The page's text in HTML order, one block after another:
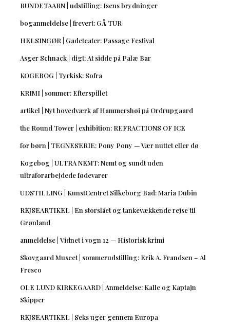
RUNDETAARN | udstilling: Isens brydninger
boganmeldelse | frevert: GÅ TUR
HELSINGØR | Gadeteater: Passage Festival
Asger Schnack | digt: At sidde på Palæ Bar
KOGEBOG | Tyrkisk: Sofra
KRIMI | sommer: Efterspillet
artikel | Nyt hovedværk af Hammershøi på Ordrupgaard
the Round Tower | exhibition: REFRACTIONS OF ICE
for børn | TEGNESERIE: Pony Pony — Vær nuttet eller dø
Kogebog | ULTRA NEMT: Nemt og sundt uden
ultraforarbejdede fødevarer
UDSTILLING | KunstCentret Silkeborg Bad: Maria Dubin
REJSEARTIKEL | En storslået og tankevækkende rejse til
Grønland
anmeldelse | Vidnet i vogn 12 — Historisk krimi
Skovgaard Museet | sommerudstilling: Erik A. Frandsen – Al
Fresco
OLE LUND KIRKEGAARD | Anmeldelse: Kalle og Kaptajn
Skipper
REJSEARTIKEL | Seks uger gennem Europa